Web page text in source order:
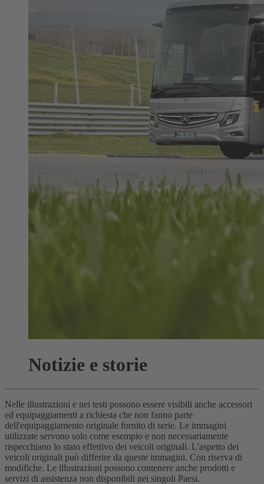
Notizie e storie
Nelle illustrazioni e nei testi possono essere visibili anche accessori
ed equipaggiamenti a richiesta che non fanno parte
dell'equipaggiamento originale fornito di serie. Le immagini
utilizzate servono solo come esempio e non necessariamente
rispecchiano lo stato effettivo dei veicoli originali. L'aspetto dei
veicoli originali può differire da queste immagini. Con riserva di
modifiche. Le illustrazioni possono contenere anche prodotti e
servizi di assistenza non disponibili nei singoli Paesi.